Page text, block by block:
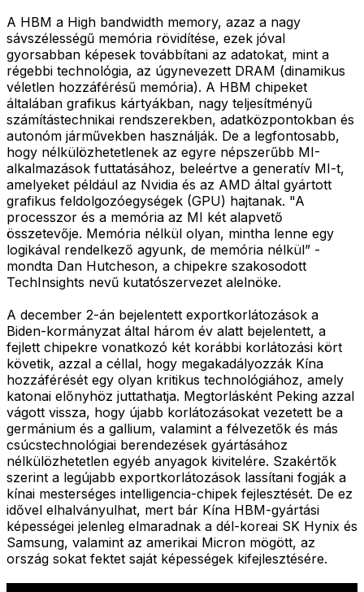
A HBM a High bandwidth memory, azaz a nagy
sávszélességű memória rövidítése, ezek jóval
gyorsabban képesek továbbítani az adatokat, mint a
régebbi technológia, az úgynevezett DRAM (dinamikus
véletlen hozzáférésű memória). A HBM chipeket
általában grafikus kártyákban, nagy teljesítményű
számítástechnikai rendszerekben, adatközpontokban és
autonóm járművekben használják. De a legfontosabb,
hogy nélkülözhetetlenek az egyre népszerűbb MI-
alkalmazások futtatásához, beleértve a generatív MI-t,
amelyeket például az Nvidia és az AMD által gyártott
grafikus feldolgozóegységek (GPU) hajtanak. "A
processzor és a memória az MI két alapvető
összetevője. Memória nélkül olyan, mintha lenne egy
logikával rendelkező agyunk, de memória nélkül” -
mondta Dan Hutcheson, a chipekre szakosodott
TechInsights nevű kutatószervezet alelnöke.
A december 2-án bejelentett exportkorlátozások a
Biden-kormányzat által három év alatt bejelentett, a
fejlett chipekre vonatkozó két korábbi korlátozási kört
követik, azzal a céllal, hogy megakadályozzák Kína
hozzáférését egy olyan kritikus technológiához, amely
katonai előnyhöz juttathatja. Megtorlásként Peking azzal
vágott vissza, hogy újabb korlátozásokat vezetett be a
germánium és a gallium, valamint a félvezetők és más
csúcstechnológiai berendezések gyártásához
nélkülözhetetlen egyéb anyagok kivitelére. Szakértők
szerint a legújabb exportkorlátozások lassítani fogják a
kínai mesterséges intelligencia-chipek fejlesztését. De ez
idővel elhalványulhat, mert bár Kína HBM-gyártási
képességei jelenleg elmaradnak a dél-koreai SK Hynix és
Samsung, valamint az amerikai Micron mögött, az
ország sokat fektet saját képességek kifejlesztésére.